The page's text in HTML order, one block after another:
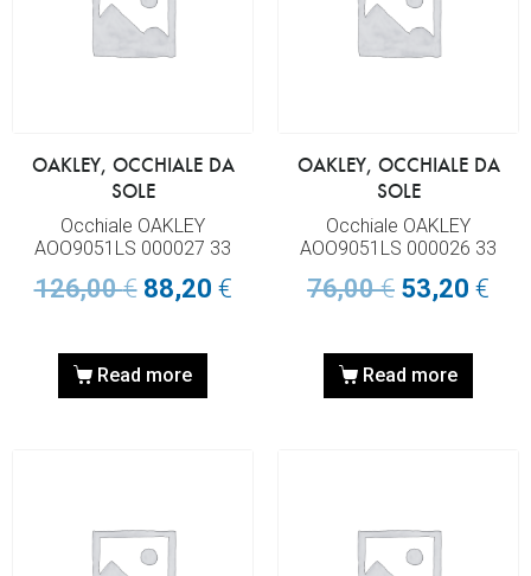
OAKLEY, OCCHIALE DA
SOLE
Occhiale OAKLEY
AOO9051LS 000027 33
126,00€ 88,20 €
Read more
OAKLEY, OCCHIALE DA
SOLE
Occhiale OAKLEY
AOO9051LS 000026 33
76,00€ 53,20 €
Read more